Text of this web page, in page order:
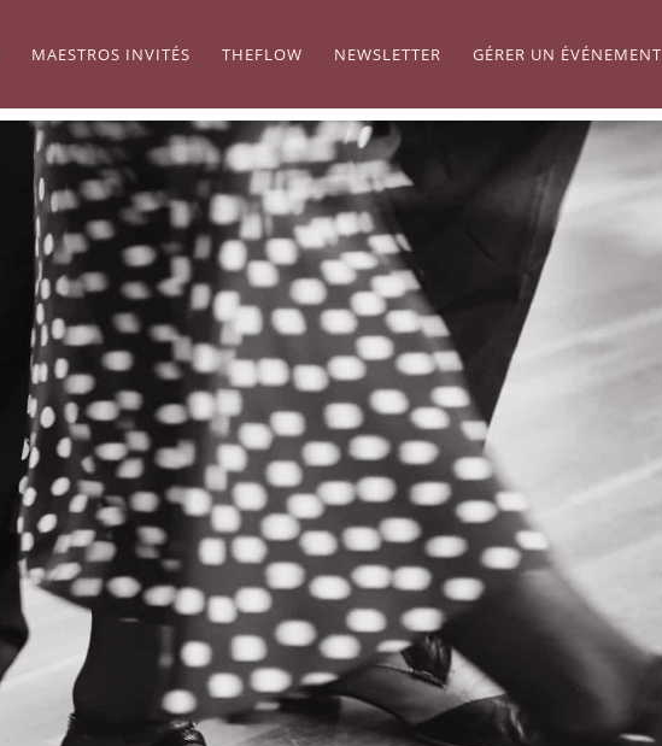
MAESTROS INVITÉS THEFLOW NEWSLETTER GÉRER UN ÉVÉNEMENT